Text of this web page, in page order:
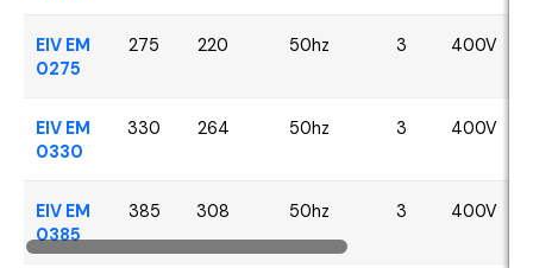
EIV EM
0275
275 220 50hz 3 400V
EIV EM
0330
330 264 50hz 3 400V
EIV EM
0385
385 308 50hz 3 400V